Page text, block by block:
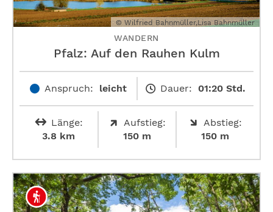
© Wilfried Bahnmüller,Lisa Bahnmüller
WANDERN
Pfalz: Auf den Rauhen Kulm
Anspruch: leicht Dauer: 01:20 Std.
Länge:
3.8 km
Aufstieg:
150 m
Abstieg:
150 m